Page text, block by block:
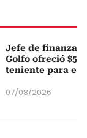
Jefe de finanzas
Golfo ofreció
teniente para
07/08/2026